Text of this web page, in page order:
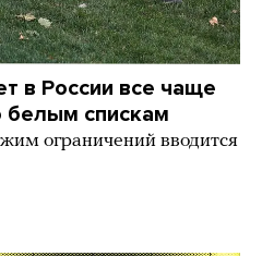
в России все чаще
белым спискам
ограничений вводится